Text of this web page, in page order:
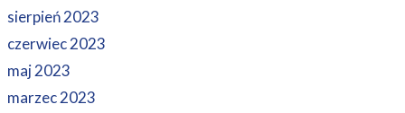
sierpień 2023
czerwiec 2023
maj 2023
marzec 2023